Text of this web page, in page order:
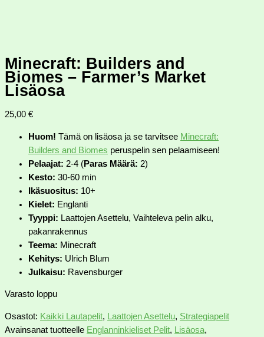
Minecraft: Builders and
Biomes – Farmer’s Market
Lisäosa
25,00 €
Huom! Tämä on lisäosa ja se tarvitsee Minecraft:
Builders and Biomes peruspelin sen pelaamiseen!
Pelaajat: 2-4 (Paras Määrä: 2)
Kesto: 30-60 min
Ikäsuositus: 10+
Kielet: Englanti
Tyyppi: Laattojen Asettelu, Vaihteleva pelin alku,
pakanrakennus
Teema: Minecraft
Kehitys: Ulrich Blum
Julkaisu: Ravensburger
Varasto loppu
Osastot: Kaikki Lautapelit, Laattojen Asettelu, Strategiapelit
Avainsanat tuotteelle Englanninkieliset Pelit, Lisäosa,